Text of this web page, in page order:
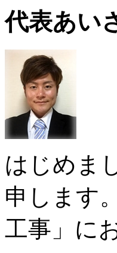
代表あい
はじめま
申します
工事」に